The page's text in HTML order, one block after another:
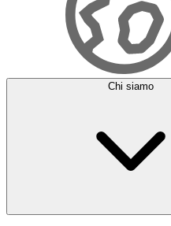
Chi siamo